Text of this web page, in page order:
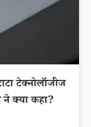
टेक्नोलॉजीज
ने क्या कहा?